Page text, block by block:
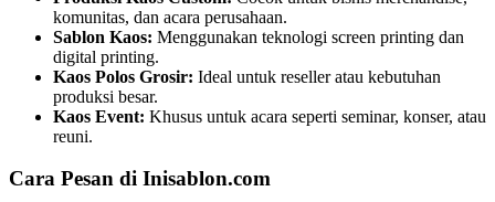
komunitas, dan acara perusahaan.
Sablon Kaos: Menggunakan teknologi screen printing dan
digital printing.
Kaos Polos Grosir: Ideal untuk reseller atau kebutuhan
produksi besar.
Kaos Event: Khusus untuk acara seperti seminar, konser, atau
reuni.
Cara Pesan di Inisablon.com